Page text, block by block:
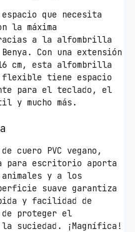
que necesita
la máxima
a la alfombrilla
Con una extensión
cm, esta alfombrilla
tiene espacio
para el teclado, el
y mucho más.
cuero PVC vegano,
para escritorio aporta
y a los
suave garantiza
y facilidad de
de proteger el
suciedad. ¡Magnífica!